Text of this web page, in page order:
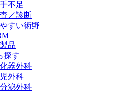
不足
／診断
すい術野
品
探す
器外科
外科
泌外科